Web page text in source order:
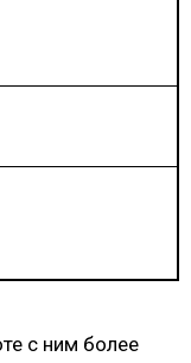
с ним более